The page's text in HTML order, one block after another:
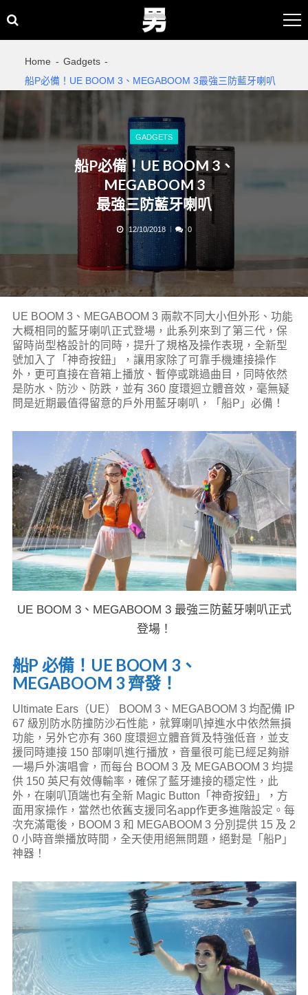
to
to
Home
Gadgets
船P必備！UE BOOM 3、MEGABOOM 3最強三防藍牙喇叭
GADGETS
船P必備！UE BOOM 3、
MEGABOOM 3
最強三防藍牙喇叭
12/10/2018 0
UE BOOM 3、MEGABOOM 3 兩款不同大小但外形、功能
大概相同的藍牙喇叭正式登場，此系列來到了第三代，保
留時尚型格設計的同時，提升了規格及操作表現，全新型
號加入了「神奇按鈕」，讓用家除了可靠手機連接操作
外，更可直接在音箱上播放、暫停或跳過曲目，同時依然
是防水、防沙、防跌，並有 360 度環迴立體音效，毫無疑
問是近期最值得留意的戶外用藍牙喇叭，「船P」必備！
UE BOOM 3、MEGABOOM 3 最強三防藍牙喇叭正式
登場！
船P 必備！UE BOOM 3、
MEGABOOM 3 齊發！
Ultimate Ears（UE） BOOM 3、MEGABOOM 3 均配備 IP
67 級別防水防撞防沙石性能，就算喇叭掉進水中依然無損
功能，另外它亦有 360 度環迴立體音質及特強低音，並支
援同時連接 150 部喇叭進行播放，音量很可能已經足夠辦
一場戶外演唱會，而每台 BOOM 3 及 MEGABOOM 3 均提
供 150 英尺有效傳輸率，確保了藍牙連接的穩定性，此
外，在喇叭頂端也有全新 Magic Button「神奇按鈕」，方
面用家操作，當然也依舊支援同名app作更多進階設定。每
次充滿電後，BOOM 3 和 MEGABOOM 3 分別提供 15 及 2
0 小時音樂播放時間，全天使用絕無問題，絕對是「船P」
神器！